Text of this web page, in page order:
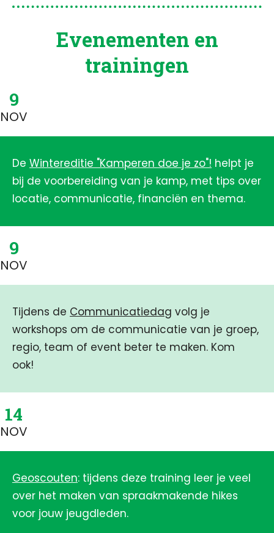
Evenementen en
trainingen
9
NOV
De Wintereditie "Kamperen doe je zo"! helpt je
bij de voorbereiding van je kamp, met tips over
locatie, communicatie, financiën en thema.
9
NOV
Tijdens de Communicatiedag volg je
workshops om de communicatie van je groep,
regio, team of event beter te maken. Kom
ook!
14
NOV
Geoscouten: tijdens deze training leer je veel
over het maken van spraakmakende hikes
voor jouw jeugdleden.